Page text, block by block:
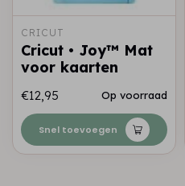
CRICUT
Cricut • Joy™ Mat
voor kaarten
€12,95 Op voorraad
Snel toevoegen